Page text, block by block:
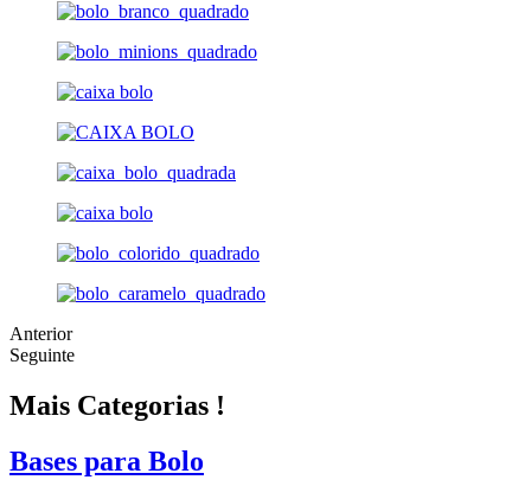
Anterior
Seguinte
Mais Categorias !
Bases para Bolo